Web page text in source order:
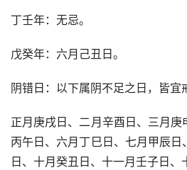
丁壬年：无忌。
戊癸年：六月己丑日。
阴错日：以下属阴不足之日，皆宜
正月庚戌日、二月辛酉日、三月庚
丙午日、六月丁巳日、七月甲辰
日、十月癸丑日、十一月壬子日、